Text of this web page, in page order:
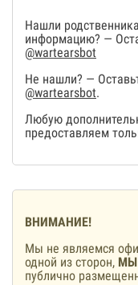
Нашли
информацию? —
@wartearsbot
Не нашли? —
@wartearsbot.
Любую
предоставляем
ВНИМАНИЕ!
Мы не являемся
одной из сторон,
публично